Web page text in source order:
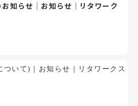
知らせ｜お知らせ｜リタワーク